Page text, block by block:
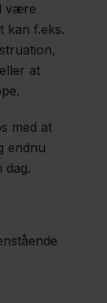
være
kan f.eks.
at
med at
endnu
dag.